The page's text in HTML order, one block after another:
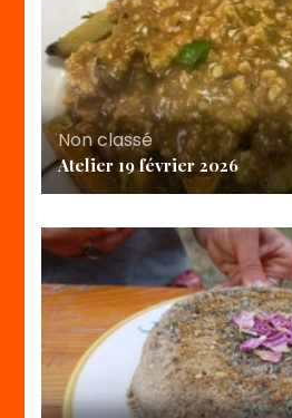
Non classé
Atelier 19 février 2026